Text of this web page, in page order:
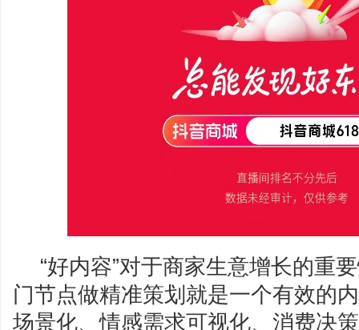
“好内容”对于商家生意增长的重
门节点做精准策划就是一个有效的
场景化、情感需求可视化、消费决